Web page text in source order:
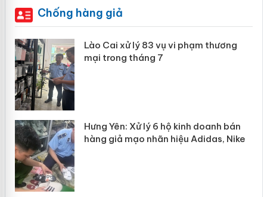
Chống hàng giả
bán
Nike
Lào Cai: Khởi tố 2 chủ cơ sở làm giả
hơn 22 tấn gạo Séng Cù Mường
Bảo vệ thương hiệu từ gốc: Đừng để
“mất bò mới lo làm chuồng”